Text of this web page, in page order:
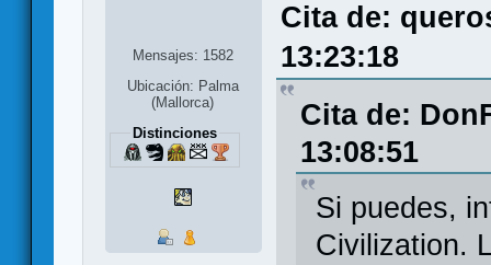
Mensajes: 1582
Ubicación: Palma
(Mallorca)
Distinciones
Cita de:
13:23:18
Cita de:
13:08:51
Si puedes,
Civilization.